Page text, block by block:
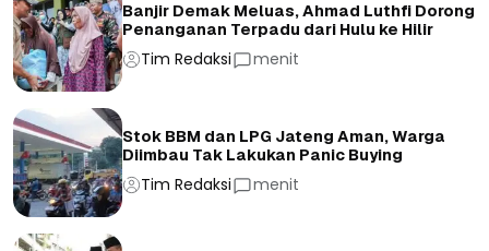
Banjir Demak Meluas, Ahmad Luthfi Dorong
Penanganan Terpadu dari Hulu ke Hilir
Tim Redaksi menit
Stok BBM dan LPG Jateng Aman, Warga
Diimbau Tak Lakukan Panic Buying
Tim Redaksi menit